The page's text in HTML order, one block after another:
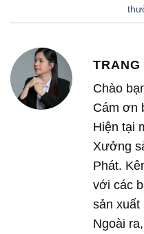
TRANG
Chào
Cám ơn
Hiện tại
Xưởng
Phát.
với các
sản xuất
Ngoài